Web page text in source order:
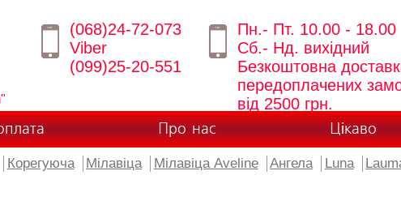
(068)24-72-073
Viber
(099)25-20-551
Пн.- Пт. 10.00 - 18.00
Сб.- Нд. вихідний
Безкоштовна
передоплачених
від 2500 грн.
Про нас Цікаво
Корегуюча Мілавіца Мілавіца Aveline Ангела Luna